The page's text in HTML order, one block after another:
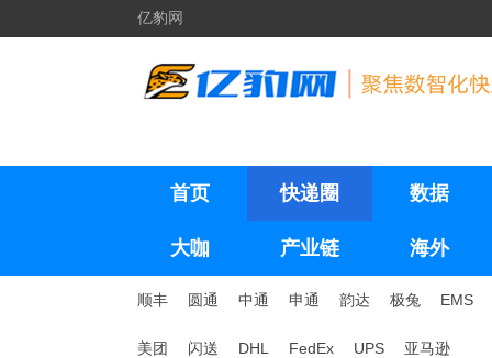
亿豹网
首页 快递圈 数据
大咖 产业链 海外
顺丰 圆通 中通 申通 韵达 极兔 EMS
美团 闪送 DHL FedEx UPS 亚马逊